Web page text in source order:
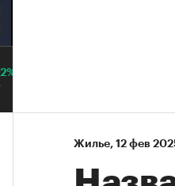
Жилье⁠, 12 фев